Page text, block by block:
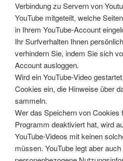
Verbindung zu Servern von
YouTube mitgeteilt, welche
in Ihrem YouTube-Account
Ihr Surfverhalten Ihnen
verhindern Sie, indem Sie sich
Account ausloggen.
Wird ein YouTube-Video
Cookies ein, die Hinweise über
sammeln.
Wer das Speichern von Cookies
Programm deaktiviert hat, wird
YouTube-Videos mit keinen
müssen. YouTube legt aber